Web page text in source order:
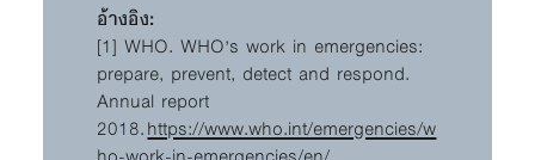
อ้างอิง:
[1] WHO. WHO’s work in emergencies:
prepare, prevent, detect and respond.
Annual report
2018.https://www.who.int/emergencies/w